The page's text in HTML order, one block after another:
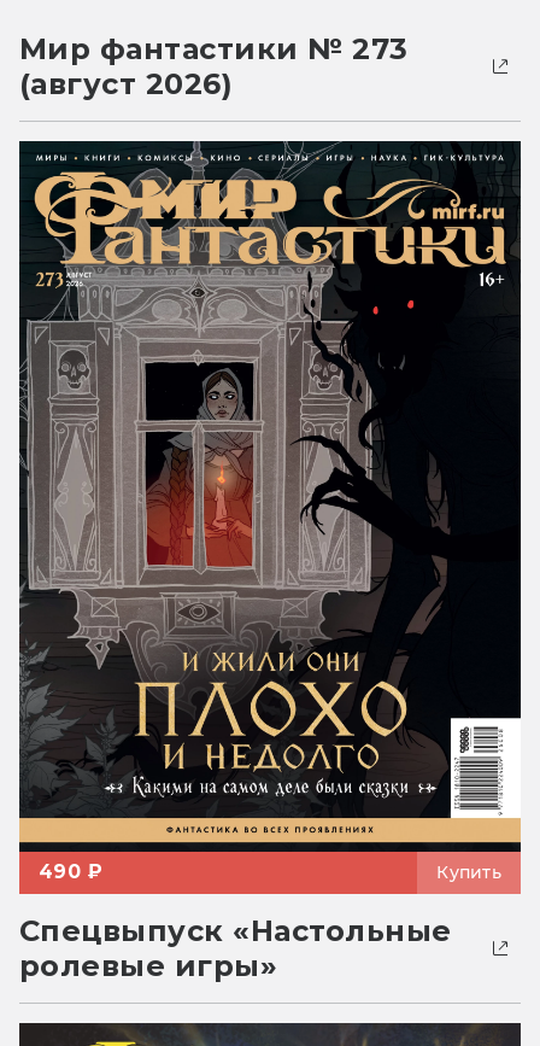
Мир фантастики № 273
(август 2026)
490 ₽ Купить
Спецвыпуск «Настольные
ролевые игры»